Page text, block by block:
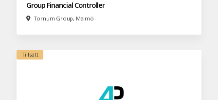
Group Financial Controller
Tornum Group, Malmö